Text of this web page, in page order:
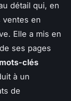
détail qui, en
ventes en
Elle a mis en
ses pages
mots-clés
à un
de